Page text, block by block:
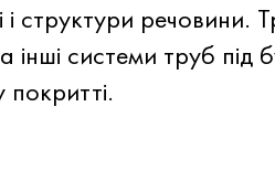
і структури
системи труб